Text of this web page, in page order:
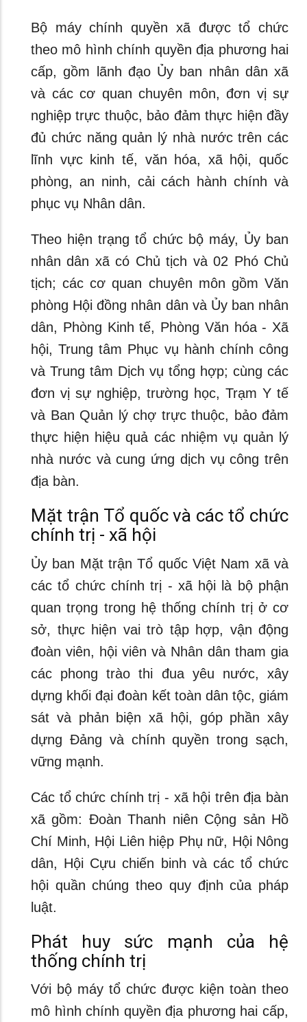
Bộ máy chính quyền xã được tổ chức
theo mô hình chính quyền địa phương hai
cấp, gồm lãnh đạo Ủy ban nhân dân xã
và các cơ quan chuyên môn, đơn vị sự
nghiệp trực thuộc, bảo đảm thực hiện đầy
đủ chức năng quản lý nhà nước trên các
lĩnh vực kinh tế, văn hóa, xã hội, quốc
phòng, an ninh, cải cách hành chính và
phục vụ Nhân dân.
Theo hiện trạng tổ chức bộ máy, Ủy ban
nhân dân xã có Chủ tịch và 02 Phó Chủ
tịch; các cơ quan chuyên môn gồm Văn
phòng Hội đồng nhân dân và Ủy ban nhân
dân, Phòng Kinh tế, Phòng Văn hóa - Xã
hội, Trung tâm Phục vụ hành chính công
và Trung tâm Dịch vụ tổng hợp; cùng các
đơn vị sự nghiệp, trường học, Trạm Y tế
và Ban Quản lý chợ trực thuộc, bảo đảm
thực hiện hiệu quả các nhiệm vụ quản lý
nhà nước và cung ứng dịch vụ công trên
địa bàn.
Mặt trận Tổ quốc và các tổ chức
chính trị - xã hội
Ủy ban Mặt trận Tổ quốc Việt Nam xã và
các tổ chức chính trị - xã hội là bộ phận
quan trọng trong hệ thống chính trị ở cơ
sở, thực hiện vai trò tập hợp, vận động
đoàn viên, hội viên và Nhân dân tham gia
các phong trào thi đua yêu nước, xây
dựng khối đại đoàn kết toàn dân tộc, giám
sát và phản biện xã hội, góp phần xây
dựng Đảng và chính quyền trong sạch,
vững mạnh.
Các tổ chức chính trị - xã hội trên địa bàn
xã gồm: Đoàn Thanh niên Cộng sản Hồ
Chí Minh, Hội Liên hiệp Phụ nữ, Hội Nông
dân, Hội Cựu chiến binh và các tổ chức
hội quần chúng theo quy định của pháp
luật.
Phát huy sức mạnh của hệ
thống chính trị
Với bộ máy tổ chức được kiện toàn theo
mô hình chính quyền địa phương hai cấp,